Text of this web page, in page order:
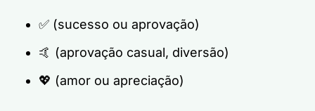
✅ (sucesso ou aprovação)
🤙 (aprovação casual, diversão)
💖 (amor ou apreciação)